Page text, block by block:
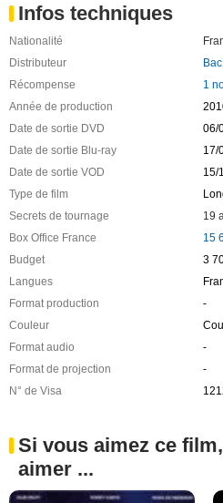
Infos techniques
Nationalité
Distributeur
Récompense
1
Année de production
Date de sortie DVD
06/
Date de sortie Blu-ray
17/
Date de sortie VOD
15/
Type de film
Secrets de tournage
19
Box Office France
15
Budget
3
Langues
Format production
-
Couleur
Format audio
-
Format de projection
-
N° de Visa
Si vous aimez ce
aimer ...